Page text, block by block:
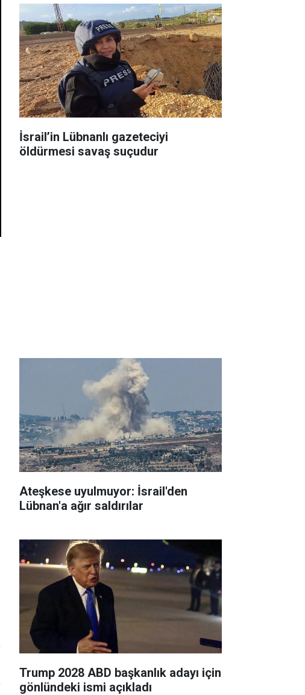
İsrail’in Lübnanlı gazeteciyi
öldürmesi savaş suçudur
Ateşkese uyulmuyor: İsrail'den
Lübnan'a ağır saldırılar
Trump 2028 ABD başkanlık adayı için
gönlündeki ismi açıkladı